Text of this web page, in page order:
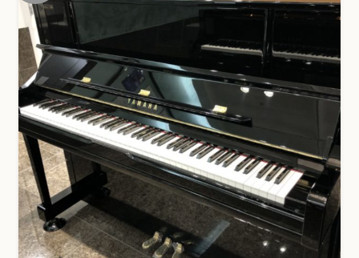
開成館を知る
音楽教室・イベント情報
サポート・購入特典
お問い合わせ総合窓口